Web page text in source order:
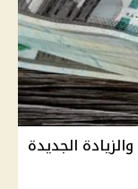
2026 يبدأ 18 يونيو والزيادة الجديدة